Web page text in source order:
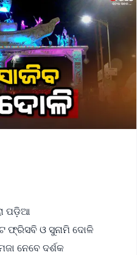
ପଡ଼ିଆ
ଫ୍ରିସବି ଓ ସୁନାମି ଦୋଳି
ନେବେ ଦର୍ଶକ